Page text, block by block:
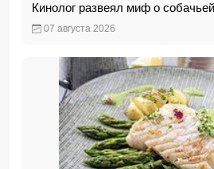
Кинолог развеял миф о
07 августа 2026